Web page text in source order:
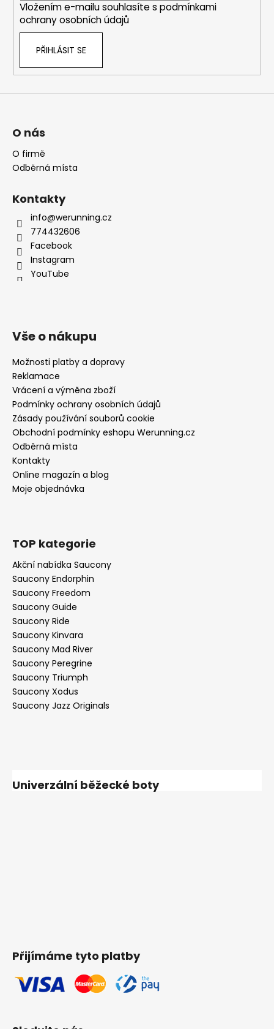
Vložením e-mailu souhlasíte s podmínkami
ochrany osobních údajů
PŘIHLÁSIT SE
O nás
O firmě
Odběrná místa
Kontakty
info@werunning.cz
774432606
Facebook
Instagram
YouTube
Vše o nákupu
Možnosti platby a dopravy
Reklamace
Vrácení a výměna zboží
Podmínky ochrany osobních údajů
Zásady používání souborů cookie
Obchodní podmínky eshopu Werunning.cz
Odběrná místa
Kontakty
Online magazín a blog
Moje objednávka
TOP kategorie
Akční nabídka Saucony
Saucony Endorphin
Saucony Freedom
Saucony Guide
Saucony Ride
Saucony Kinvara
Saucony Mad River
Saucony Peregrine
Saucony Triumph
Saucony Xodus
Saucony Jazz Originals
Univerzální běžecké boty
Přijímáme tyto platby